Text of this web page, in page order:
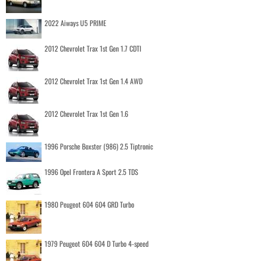
2022 Aiways U5 PRIME
2012 Chevrolet Trax 1st Gen 1.7 CDTI
2012 Chevrolet Trax 1st Gen 1.4 AWD
2012 Chevrolet Trax 1st Gen 1.6
1996 Porsche Boxster (986) 2.5 Tiptronic
1996 Opel Frontera A Sport 2.5 TDS
1980 Peugeot 604 604 GRD Turbo
1979 Peugeot 604 604 D Turbo 4-speed